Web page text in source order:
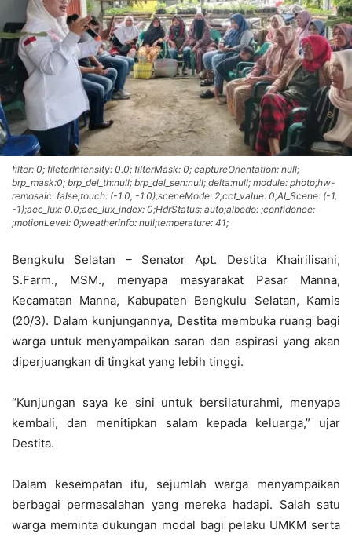
filter: 0; fileterIntensity: 0.0; filterMask: 0; captureOrientation: null;
brp_mask:0; brp_del_th:null; brp_del_sen:null; delta:null; module: photo;hw-
remosaic: false;touch: (-1.0, -1.0);sceneMode: 2;cct_value: 0;AI_Scene: (-1,
-1);aec_lux: 0.0;aec_lux_index: 0;HdrStatus: auto;albedo: ;confidence:
;motionLevel: 0;weatherinfo: null;temperature: 41;
Bengkulu Selatan – Senator Apt. Destita Khairilisani,
S.Farm., MSM., menyapa masyarakat Pasar Manna,
Kecamatan Manna, Kabupaten Bengkulu Selatan, Kamis
(20/3). Dalam kunjungannya, Destita membuka ruang bagi
warga untuk menyampaikan saran dan aspirasi yang akan
diperjuangkan di tingkat yang lebih tinggi.
“Kunjungan saya ke sini untuk bersilaturahmi, menyapa
kembali, dan menitipkan salam kepada keluarga,” ujar
Destita.
Dalam kesempatan itu, sejumlah warga menyampaikan
berbagai permasalahan yang mereka hadapi. Salah satu
warga meminta dukungan modal bagi pelaku UMKM serta